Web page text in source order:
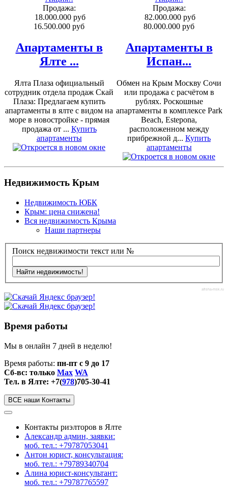
Продажа:
18.000.000 руб
16.500.000 руб
Апартаменты в
Ялте ...
Ялта Плаза официальный
сотрудник отдела продаж Скай
Плаза: Предлагаем купить
апартаменты в ялте с видом на
море в новостройке - прямая
продажа от ... Купить
апартаменты
Продажа:
82.000.000 руб
80.000.000 руб
Апартаменты в
Испан...
Обмен на Крым Москву Сочи
или продажа с расчётом в
рублях. Роскошные
апартаменты в комплексе Park
Beach, Estepona,
расположенном между
прибрежной д... Купить
апартаменты
Недвижимость Крым
Недвижимость ЮБК
Крым: цена снижена!
Вся недвижимость Крыма
Наши партнеры
Поиск недвижимости текст или №
afisha-msk.ru
Время работы
Мы в онлайн 7 дней в неделю!
Время работы: пн-пт с 9 до 17
Сб-вс: только Max WA
Тел. в Ялте: +7(978)705-30-41
ВСЕ наши Контакты
Контакты риэлторов в Ялте
Александр админ, заявки:
моб. тел.: +79787053041
Антон юрист, консультация:
моб. тел.: +79789340704
Алина юрист-консультант:
моб. тел.: +79787765597